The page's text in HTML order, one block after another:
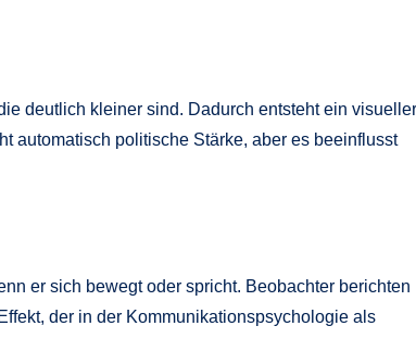
deutlich kleiner sind. Dadurch entsteht ein visueller
automatisch politische Stärke, aber es beeinflusst
er sich bewegt oder spricht. Beobachter berichten
der in der Kommunikationspsychologie als